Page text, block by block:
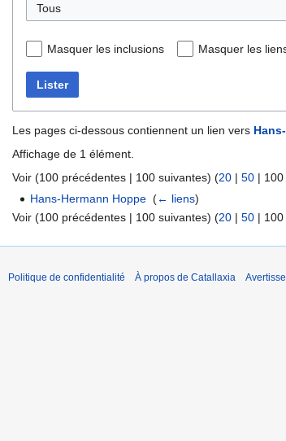
Tous
Masquer les inclusions Masquer les
Lister
Les pages ci-dessous contiennent un lien vers
Affichage de 1 élément.
Voir (100 précédentes | 100 suivantes) (20 | 50 | 100
Hans-Hermann Hoppe ‎(← liens)
Voir (100 précédentes | 100 suivantes) (20 | 50 | 100
Politique de confidentialité À propos de Catallaxia